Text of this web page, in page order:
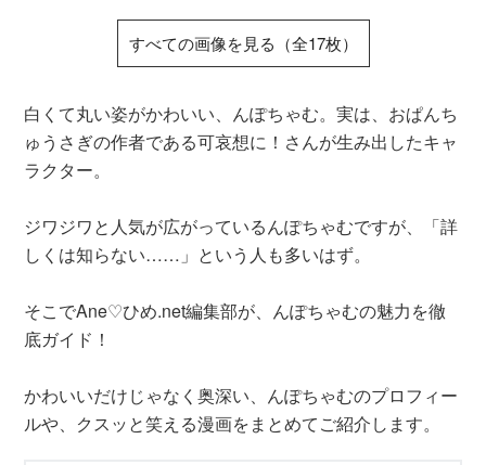
すべての画像を見る（全17枚）
白くて丸い姿がかわいい、んぽちゃむ。実は、おぱんち
ゅうさぎの作者である可哀想に！さんが生み出したキャ
ラクター。
ジワジワと人気が広がっているんぽちゃむですが、「詳
しくは知らない……」という人も多いはず。
そこでAne♡ひめ.net編集部が、んぽちゃむの魅力を徹
底ガイド！
かわいいだけじゃなく奥深い、んぽちゃむのプロフィー
ルや、クスッと笑える漫画をまとめてご紹介します。